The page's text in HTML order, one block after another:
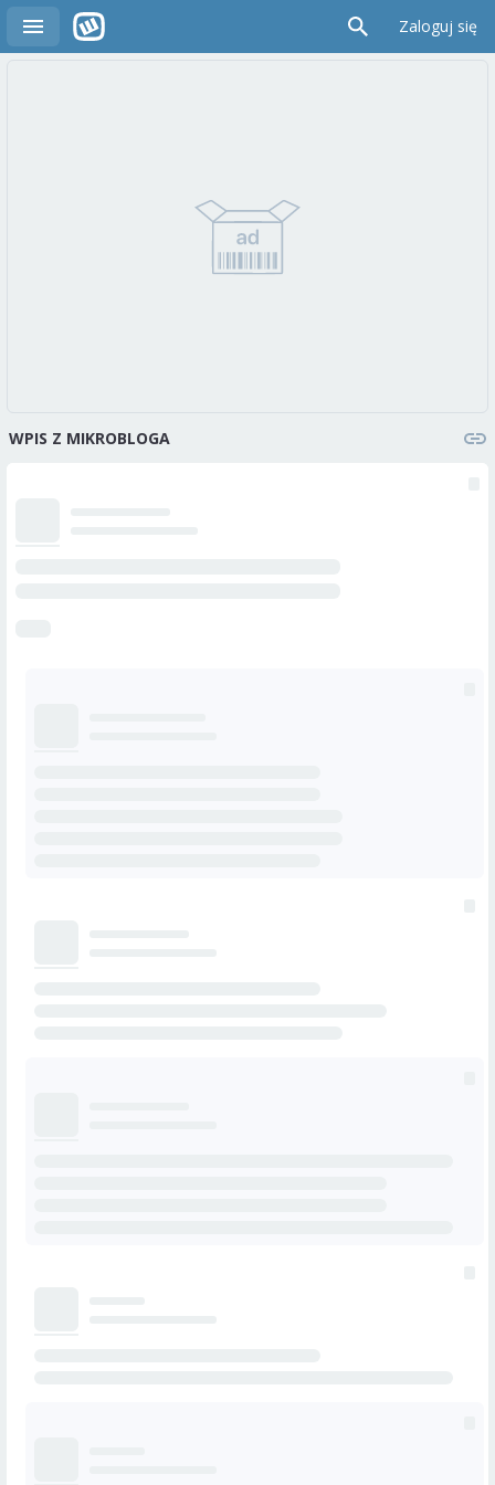
Zaloguj się
WPIS Z MIKROBLOGA